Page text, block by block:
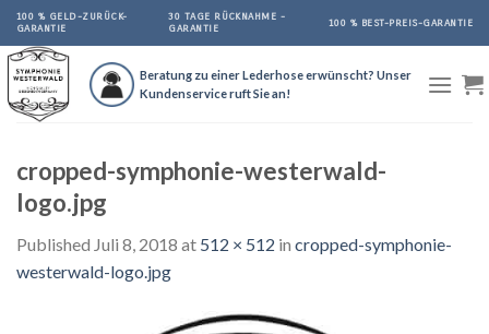
Skip
content
100 % GELD-ZURÜCK-
GARANTIE
30 TAGE RÜCKNAHME -
GARANTIE
100 % BEST-PREIS-GARANTIE
Beratung zu einer Lederhose erwünscht? Unser
Kundenservice ruft Sie an!
cropped-symphonie-westerwald-
logo.jpg
Published Juli 8, 2018 at 512 × 512 in cropped-symphonie-
westerwald-logo.jpg